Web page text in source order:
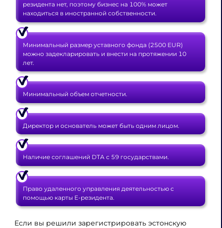
резидента нет, поэтому бизнес на 100% может
находиться в иностранной собственности.
Минимальный размер уставного фонда (2500 EUR)
можно задекларировать и внести на протяжении 10
лет.
Минимальный объем отчетности.
Директор и основатель может быть одним лицом.
Наличие соглашений DTA с 59 государствами.
Право удаленного управления деятельностью с
помощью карты Е-резидента.
Если вы решили зарегистрировать эстонскую